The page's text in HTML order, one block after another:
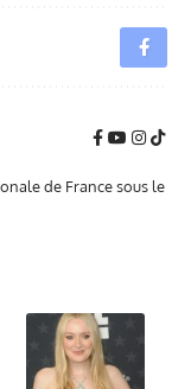
de France sous le